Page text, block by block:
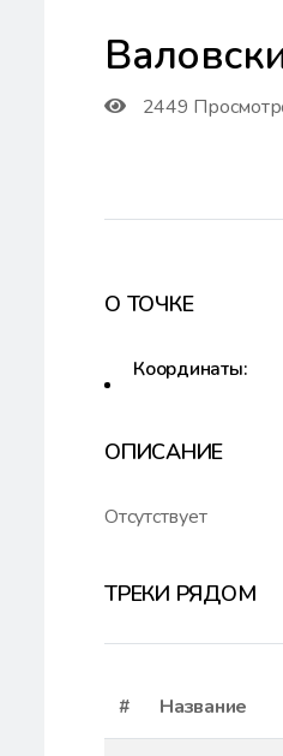
2449
О ТОЧКЕ
Координаты:
ОПИСАНИЕ
Отсутствует
ТРЕКИ РЯДОМ
# Название